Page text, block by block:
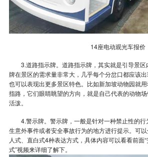
14座电动观光车报价
3.道路指示牌。道路指示牌，其实就是引导景
牌在景区的需求量非常大，几乎每个分岔口都应该
也可以表现出更多景区特色。比如新加坡动物园就
指路，它们眼睛眺望的方向，就是自己代表的动物
活泼。
4.警示牌。警示牌，一般是针对一种禁止性的
生意外事件或者安全事故行为的地方进行提示。可
人式、直白式4种表达方式，具体内容可以看看前面
式”视频来详细了解下。